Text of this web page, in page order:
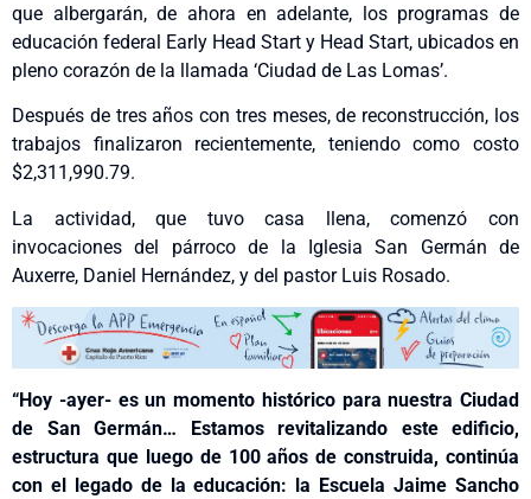
que albergarán, de ahora en adelante, los programas de
educación federal Early Head Start y Head Start, ubicados en
pleno corazón de la llamada ‘Ciudad de Las Lomas’.
Después de tres años con tres meses, de reconstrucción, los
trabajos finalizaron recientemente, teniendo como costo
$2,311,990.79.
La actividad, que tuvo casa llena, comenzó con
invocaciones del párroco de la Iglesia San Germán de
Auxerre, Daniel Hernández, y del pastor Luis Rosado.
“Hoy -ayer- es un momento histórico para nuestra Ciudad
de San Germán… Estamos revitalizando este edificio,
estructura que luego de 100 años de construida, continúa
con el legado de la educación: la Escuela Jaime Sancho